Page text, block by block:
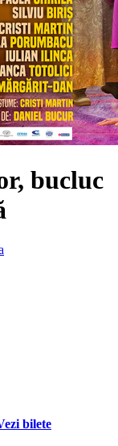
bucluc
bilete